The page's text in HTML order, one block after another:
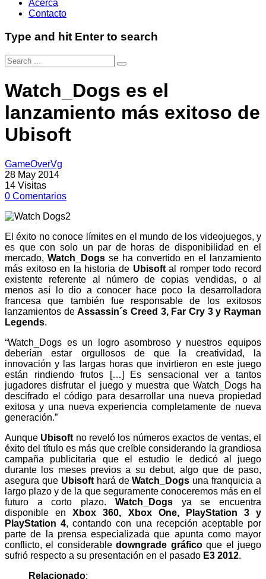
Acerca
Contacto
Type and hit Enter to search
Watch_Dogs es el
lanzamiento más exitoso de
Ubisoft
GameOverVg
28 May 2014
14 Visitas
0 Comentarios
El éxito no conoce límites en el mundo de los videojuegos, y
es que con solo un par de horas de disponibilidad en el
mercado, Watch_Dogs se ha convertido en el lanzamiento
más exitoso en la historia de Ubisoftal romper todo record
existente referente al número de copias vendidas, o al
menos así lo dio a conocer hace poco la desarrolladora
francesa que también fue responsable de los exitosos
lanzamientos deAssassin´s Creed 3, Far Cry 3 y Rayman
Legends.
“Watch_Dogs es un logro asombroso y nuestros equipos
deberían estar orgullosos de que la creatividad, la
innovación y las largas horas que invirtieron en este juego
están rindiendo frutos […] Es sensacional ver a tantos
jugadores disfrutar el juego y muestra que Watch_Dogs ha
descifrado el código para desarrollar una nueva propiedad
exitosa y una nueva experiencia completamente de nueva
generación.”
Aunque Ubisoft no reveló los números exactos de ventas, el
éxito del título es más que creíble considerando la grandiosa
campaña publicitaria que el estudio le dedicó al juego
durante los meses previos a su debut, algo que de paso,
asegura que Ubisofthará deWatch_Dogs una franquicia a
largo plazo y de la que seguramente conoceremos más en el
futuro a corto plazo. Watch_Dogsya se encuentra
disponible enXbox 360, Xbox One, PlayStation 3 y
PlayStation 4, contando con una recepción aceptable por
parte de la prensa especializada que apunta como mayor
conflicto, el considerabledowngrade gráficoque el juego
sufrió respecto a su presentación en el pasado E3 2012.
Relacionado: